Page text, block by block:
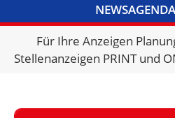
NEWSAGENDA
Für Ihre Anzeigen
Stellenanzeigen PRINT und